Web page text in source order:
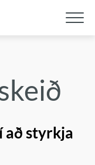
að styrkja
Opna